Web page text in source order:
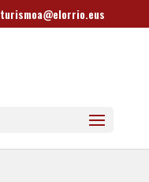
turismoa@elorrio.eus